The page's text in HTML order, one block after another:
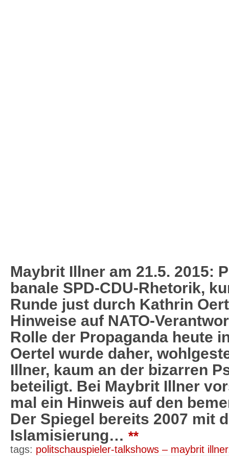
Maybrit Illner am 21.5. 2015:
banale SPD-CDU-Rhetorik,
Runde just durch Kathrin
Hinweise auf NATO-
Rolle der Propaganda heute
Oertel wurde daher,
Illner, kaum an der bizarren
beteiligt. Bei Maybrit Illner
mal ein Hinweis auf den
Der Spiegel bereits 2007 mit
Islamisierung… **
tags: politschauspieler-talkshows – maybrit